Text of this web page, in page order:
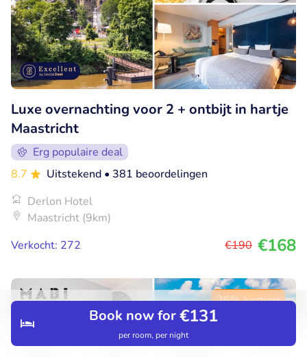
Search Bookings
Book now for€131
per room, per night
Luxe overnachting voor 2 + ontbijt in hartje
Maastricht
Erg populaire deal
8.7
Uitstekend • 381 beoordelingen
Derlon Hotel
Maastricht (9km)
Verkocht: 272
€190 €168
26% korting